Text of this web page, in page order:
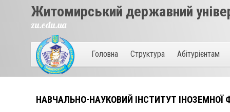
Житомирський державний
zu.edu.ua
Головна Структура Абітурієнтам
НАВЧАЛЬНО-НАУКОВИЙ ІНСТИТУТ ІНОЗЕМНОЇ